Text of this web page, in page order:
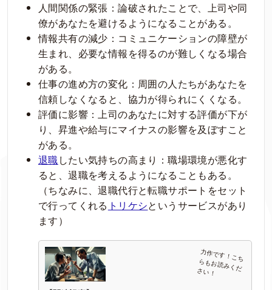
人間関係の緊張：論破されたことで、上司や同
僚があなたを避けるようになることがある。
情報共有の減少：コミュニケーションの障壁が
生まれ、必要な情報を得るのが難しくなる場合
がある。
仕事の進め方の変化：周囲の人たちがあなたを
信頼しなくなると、協力が得られにくくなる。
評価に影響：上司のあなたに対する評価が下が
り、昇進や給与にマイナスの影響を及ぼすこと
がある。
退職したい気持ちの高まり：職場環境が悪化す
ると、退職を考えるようになることもある。
（ちなみに、退職代行と転職サポートをセット
で行ってくれる トリケシというサービスがあり
ます）